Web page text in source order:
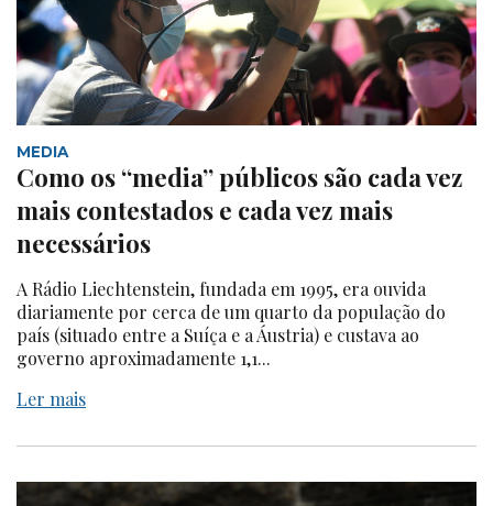
MEDIA
Como os “media” públicos são cada vez
mais contestados e cada vez mais
necessários
A Rádio Liechtenstein, fundada em 1995, era ouvida
diariamente por cerca de um quarto da população do
país (situado entre a Suíça e a Áustria) e custava ao
governo aproximadamente 1,1...
Ler mais